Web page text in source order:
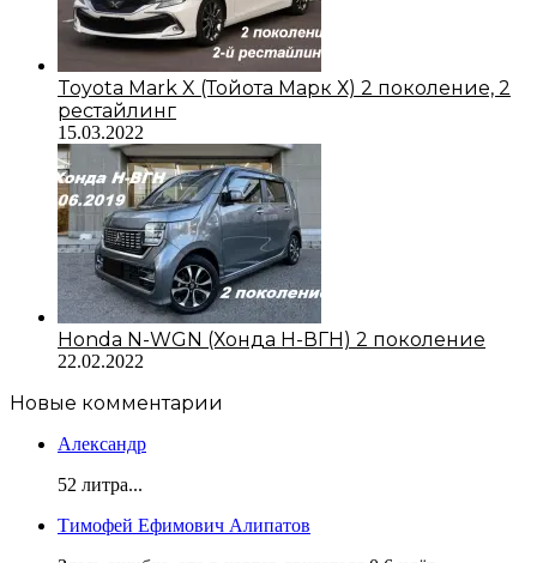
Toyota Mark X (Тойота Марк Х) 2 поколение, 2
рестайлинг
15.03.2022
Honda N-WGN (Хонда Н-ВГН) 2 поколение
22.02.2022
Новые комментарии
Александр
52 литра...
Тимофей Ефимович Алипатов